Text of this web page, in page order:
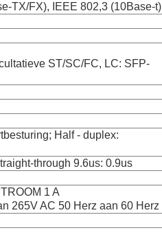
TX/FX), IEEE 802,3 (10Base-t)
ST/SC/FC, LC: SFP-
Half - duplex:
through 9.6us: 0.9us
1 A
265V AC 50 Herz aan 60 Herz